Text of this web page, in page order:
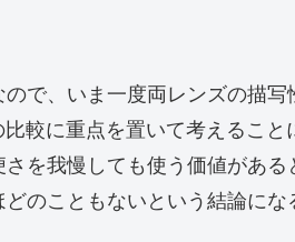
で、いま一度両レンズの描
較に重点を置いて考えるこ
を我慢しても使う価値があ
のこともないという結論にな